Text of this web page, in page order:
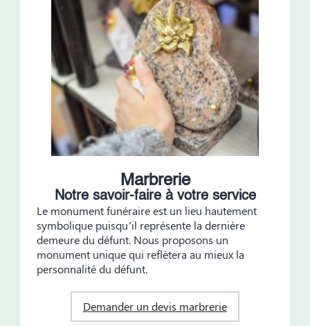
Marbrerie
Notre savoir-faire à votre service
Le monument funéraire est un lieu hautement
symbolique puisqu’il représente la dernière
demeure du défunt. Nous proposons un
monument unique qui reflètera au mieux la
personnalité du défunt.
Demander un devis marbrerie